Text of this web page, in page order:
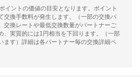
イントの価値の目安となります。ポイント
交換手数料が発生します。（一部の交換パ
交換レートや最低交換数量がパートナーご
、実質的には1円相当を下回ります。（一部
ます）詳細は各パートナー毎の交換詳細ペ